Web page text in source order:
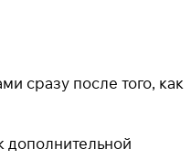
сразу после того, как
дополнительной